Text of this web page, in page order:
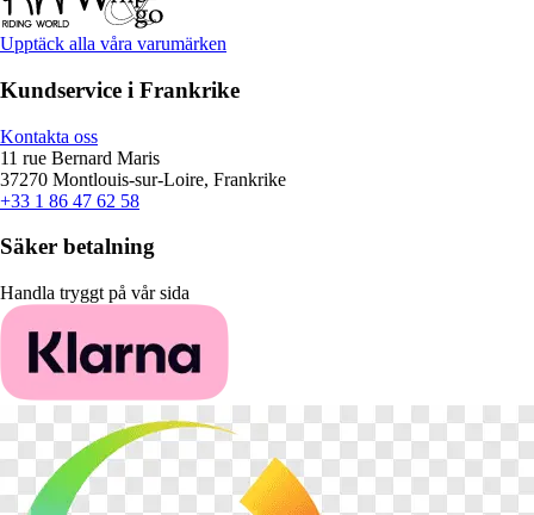
Upptäck alla våra varumärken
Kundservice i Frankrike
Kontakta oss
11 rue Bernard Maris
37270 Montlouis-sur-Loire, Frankrike
+33 1 86 47 62 58
Säker betalning
Handla tryggt på vår sida